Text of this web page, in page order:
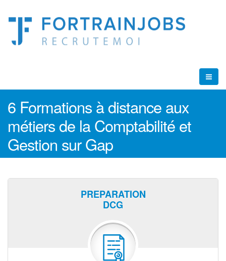
6 Formations à distance aux
métiers de la Comptabilité et
Gestion sur Gap
PREPARATION
DCG